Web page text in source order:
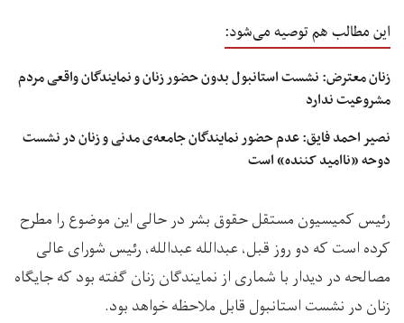
این مطالب هم توصیه می‌شود:
زنان معترض: نشست استانبول بدون حضور زنان و نمایندگان واقعی مردم
مشروعیت ندارد
نصیر احمد فایق: عدم حضور نمایندگان جامعه‌ی مدنی و زنان در نشست
دوحه «ناامید کننده» است
رئیس کمیسیون مستقل حقوق بشر در حالی این موضوع را مطرح
کرده است که دو روز قبل، عبدالله عبدالله، رئیس شورای عالی
مصالحه در دیدار با شماری از نمایندگان زنان گفته بود که جایگاه
زنان در نشست استانبول قابل ملاحظه خواهد بود.